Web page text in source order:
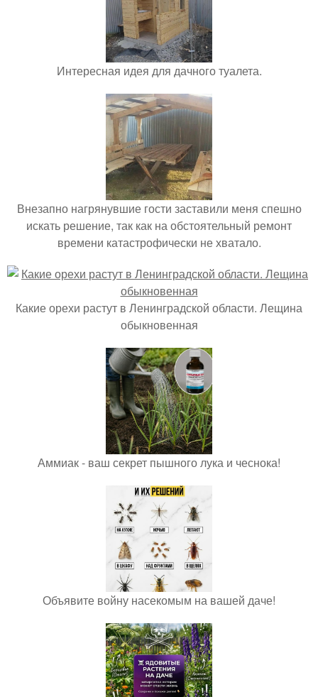
Интересная идея для дачного туалета.
Внезапно нагрянувшие гости заставили меня спешно
искать решение, так как на обстоятельный ремонт
времени катастрофически не хватало.
Какие орехи растут в Ленинградской области. Лещина
обыкновенная
Аммиак - ваш секрет пышного лука и чеснока!
Объявите войну насекомым на вашей даче!